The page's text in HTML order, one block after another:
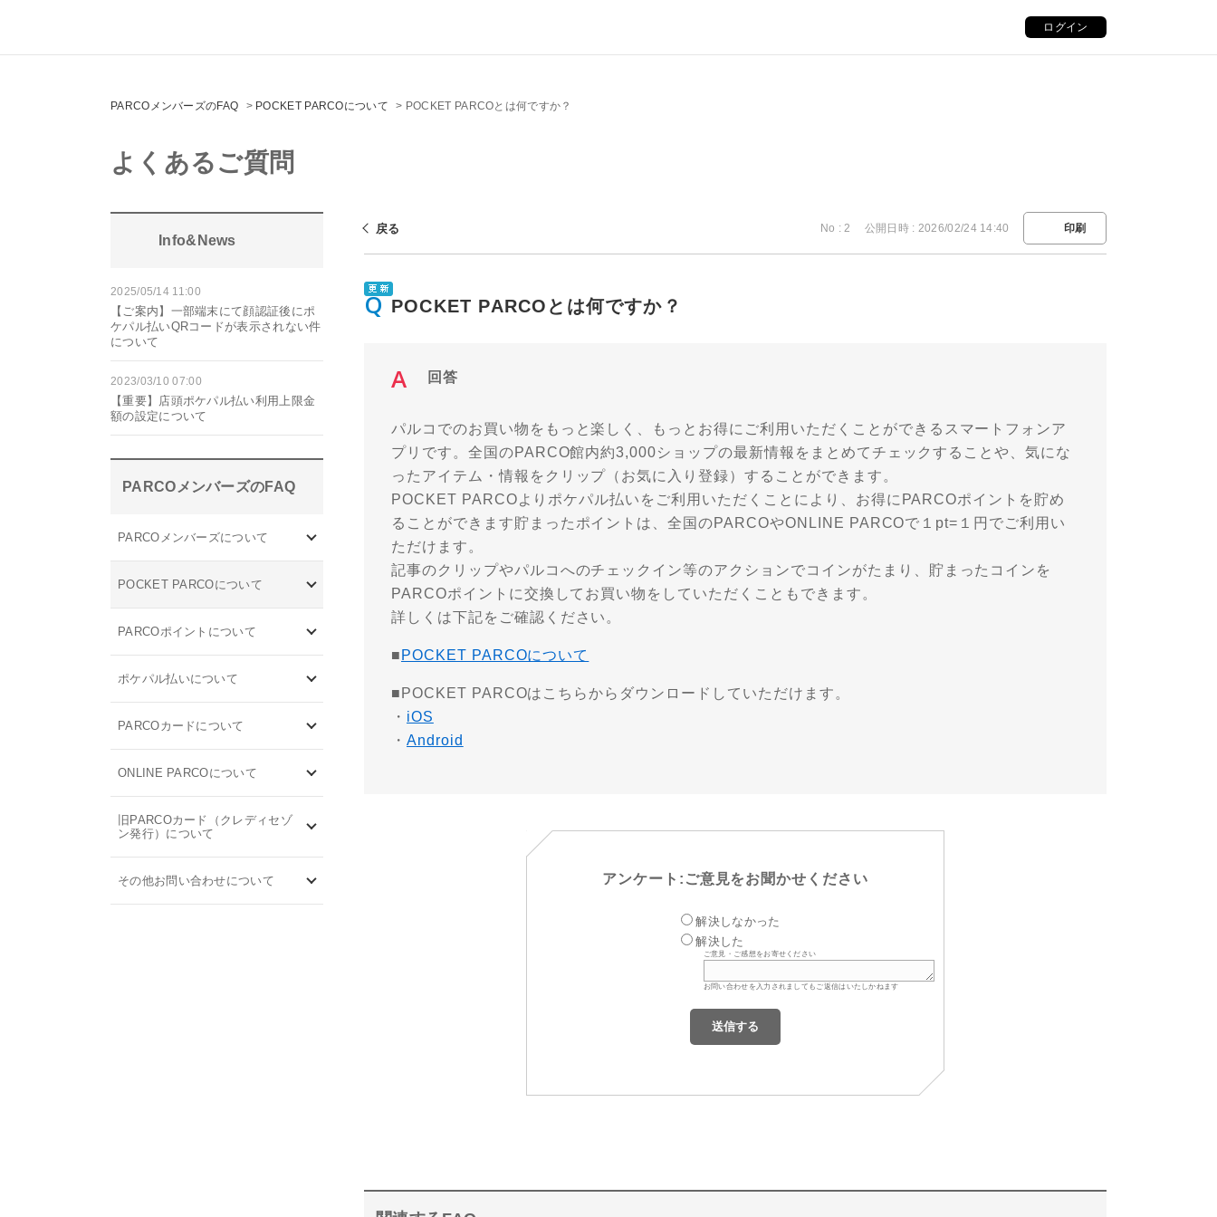
ログイン
PARCOメンバーズのFAQ > POCKET PARCOについて > POCKET PARCOとは何ですか？
よくあるご質問
Info&News
2025/05/14 11:00
【ご案内】一部端末にて顔認証後にポ
ケパル払いQRコードが表示されない件
について
2023/03/10 07:00
【重要】店頭ポケパル払い利用上限金
額の設定について
PARCOメンバーズのFAQ
PARCOメンバーズについて
POCKET PARCOについて
PARCOポイントについて
ポケパル払いについて
PARCOカードについて
ONLINE PARCOについて
旧PARCOカード（クレディセゾ
ン発行）について
その他お問い合わせについて
戻る No : 2 公開日時 : 2026/02/24 14:40 印刷
POCKET PARCOとは何ですか？
回答
パルコでのお買い物をもっと楽しく、もっとお得にご利用いただくことができるスマートフォンア
プリです。全国のPARCO館内約3,000ショップの最新情報をまとめてチェックすることや、気にな
ったアイテム・情報をクリップ（お気に入り登録）することができます。
POCKET PARCOよりポケパル払いをご利用いただくことにより、お得にPARCOポイントを貯め
ることができます貯まったポイントは、全国のPARCOやONLINE PARCOで１pt=１円でご利用い
ただけます。
記事のクリップやパルコへのチェックイン等のアクションでコインがたまり、貯まったコインを
PARCOポイントに交換してお買い物をしていただくこともできます。
詳しくは下記をご確認ください。
■ POCKET PARCOについて
■POCKET PARCOはこちらからダウンロードしていただけます。
・ iOS
・ Android
アンケート:ご意見をお聞かせください
解決しなかった
解決した
ご意見・ご感想をお寄せください
お問い合わせを入力されましてもご返信はいたしかねます